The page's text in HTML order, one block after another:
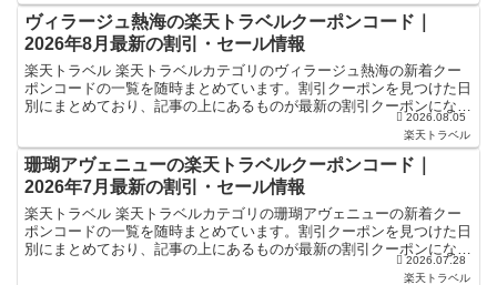
ヴィラージュ熱海の楽天トラベルクーポンコード｜
2026年8月最新の割引・セール情報
楽天トラベル 楽天トラベルカテゴリのヴィラージュ熱海の新着クー
ポンコードの一覧を随時まとめています。割引クーポンを見つけた日
別にまとめており、記事の上にあるものが最新の割引クーポンになり
ます。ホテル・旅館宿泊の予約などで使えるクーポンやセー...2026.08.05
楽天トラベル
珊瑚アヴェニューの楽天トラベルクーポンコード｜
2026年7月最新の割引・セール情報
楽天トラベル 楽天トラベルカテゴリの珊瑚アヴェニューの新着クー
ポンコードの一覧を随時まとめています。割引クーポンを見つけた日
別にまとめており、記事の上にあるものが最新の割引クーポンになり
ます。ホテル・旅館宿泊の予約などで使えるクーポンやセー...2026.07.28
楽天トラベル